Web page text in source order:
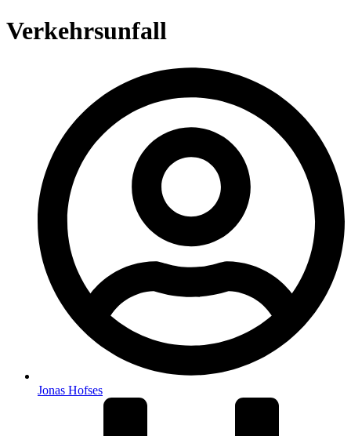
Verkehrsunfall
Jonas Hofses